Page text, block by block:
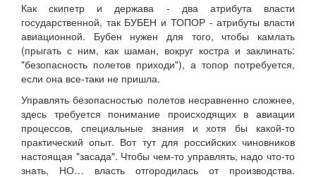
Как скипетр и держава - два атрибута власти
государственной, так БУБЕН и ТОПОР - атрибуты власти
авиационной. Бубен нужен для того, чтобы камлать
(прыгать с ним, как шаман, вокруг костра и заклинать:
"безопасность полетов приходи"), а топор потребуется,
если она все-таки не пришла.
Управлять безопасностью полетов несравненно сложнее,
здесь требуется понимание происходящих в авиации
процессов, специальные знания и хотя бы какой-то
практический опыт. Вот тут для российских чиновников
настоящая "засада". Чтобы чем-то управлять, надо что-то
знать, НО… власть отгородилась от производства.